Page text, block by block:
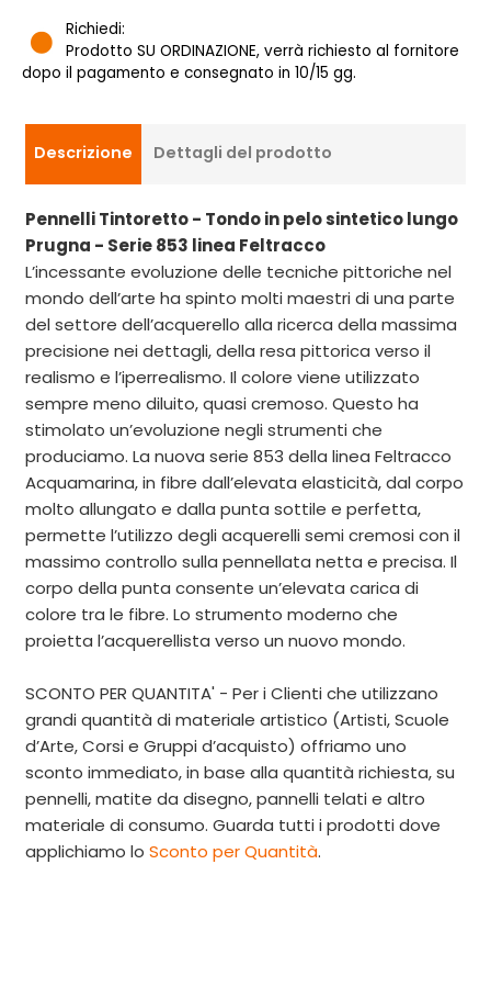
Richiedi:
Prodotto SU ORDINAZIONE, verrà richiesto al fornitore
dopo il pagamento e consegnato in 10/15 gg.
Descrizione Dettagli del prodotto
Pennelli Tintoretto - Tondo in pelo sintetico lungo
Prugna - Serie 853 linea Feltracco
L’incessante evoluzione delle tecniche pittoriche nel
mondo dell’arte ha spinto molti maestri di una parte
del settore dell’acquerello alla ricerca della massima
precisione nei dettagli, della resa pittorica verso il
realismo e l’iperrealismo. Il colore viene utilizzato
sempre meno diluito, quasi cremoso. Questo ha
stimolato un’evoluzione negli strumenti che
produciamo. La nuova serie 853 della linea Feltracco
Acquamarina, in fibre dall’elevata elasticità, dal corpo
molto allungato e dalla punta sottile e perfetta,
permette l’utilizzo degli acquerelli semi cremosi con il
massimo controllo sulla pennellata netta e precisa. Il
corpo della punta consente un’elevata carica di
colore tra le fibre. Lo strumento moderno che
proietta l’acquerellista verso un nuovo mondo.
SCONTO PER QUANTITA' - Per i Clienti che utilizzano
grandi quantità di materiale artistico (Artisti, Scuole
d’Arte, Corsi e Gruppi d’acquisto) offriamo uno
sconto immediato, in base alla quantità richiesta, su
pennelli, matite da disegno, pannelli telati e altro
materiale di consumo. Guarda tutti i prodotti dove
applichiamo lo Sconto per Quantità.